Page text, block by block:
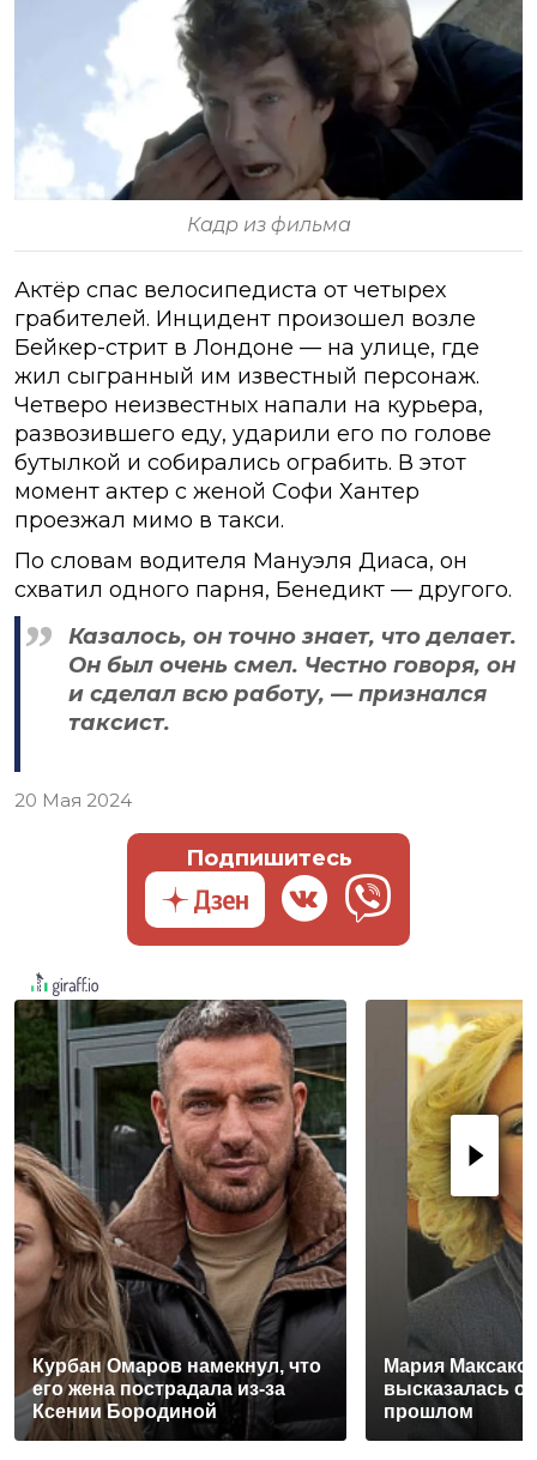
Кадр из фильма
Актёр спас велосипедиста от четырех
грабителей. Инцидент произошел возле
Бейкер-стрит в Лондоне — на улице, где
жил сыгранный им известный персонаж.
Четверо неизвестных напали на курьера,
развозившего еду, ударили его по голове
бутылкой и собирались ограбить. В этот
момент актер с женой Софи Хантер
проезжал мимо в такси.
По словам водителя Мануэля Диаса, он
схватил одного парня, Бенедикт — другого.
Казалось, он точно знает, что делает.
Он был очень смел. Честно говоря, он
и сделал всю работу, — признался
таксист.
20 Мая 2024
Подпишитесь
Курбан Омаров намекнул, что
его жена пострадала из-за
Ксении Бородиной
Мария
высказалась о
прошлом